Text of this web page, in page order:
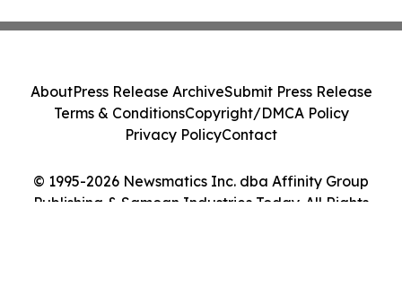
© 1995-2026 Newsmatics Inc. dba Affinity Group
Publishing & Samoan Industries Today. All Rights
AboutPress Release ArchiveSubmit Press Release
Terms & ConditionsCopyright/DMCA Policy
Privacy PolicyContact